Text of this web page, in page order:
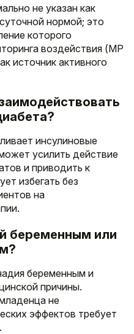
не указан как
нормой; это
которого
воздействия (МР
источник активного
инсулиновые
усилить действие
и приводить к
избегать без
на
беременным или
беременным и
причины.
не
эффектов требует